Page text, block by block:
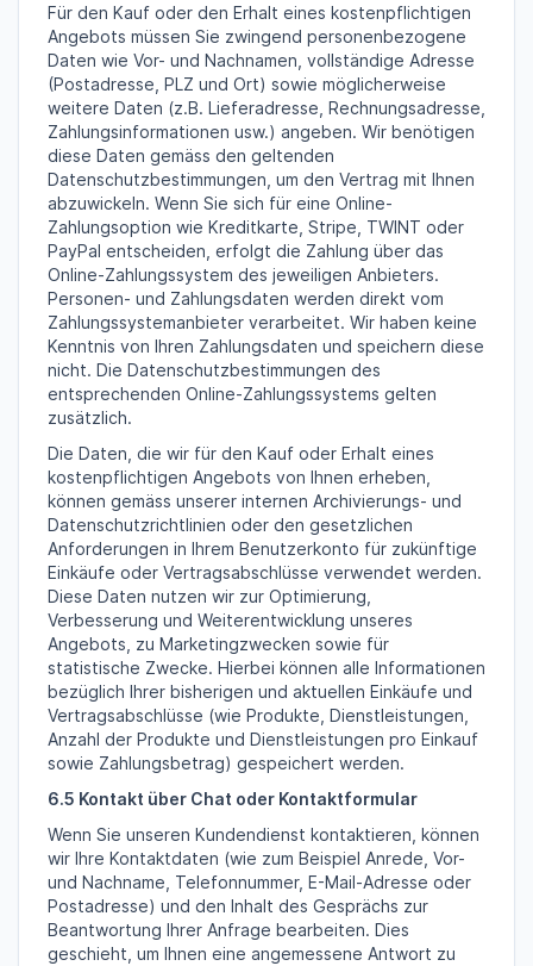
Für den Kauf oder den Erhalt eines kostenpflichtigen
Angebots müssen Sie zwingend personenbezogene
Daten wie Vor- und Nachnamen, vollständige Adresse
(Postadresse, PLZ und Ort) sowie möglicherweise
weitere Daten (z.B. Lieferadresse, Rechnungsadresse,
Zahlungsinformationen usw.) angeben. Wir benötigen
diese Daten gemäss den geltenden
Datenschutzbestimmungen, um den Vertrag mit Ihnen
abzuwickeln. Wenn Sie sich für eine Online-
Zahlungsoption wie Kreditkarte, Stripe, TWINT oder
PayPal entscheiden, erfolgt die Zahlung über das
Online-Zahlungssystem des jeweiligen Anbieters.
Personen- und Zahlungsdaten werden direkt vom
Zahlungssystemanbieter verarbeitet. Wir haben keine
Kenntnis von Ihren Zahlungsdaten und speichern diese
nicht. Die Datenschutzbestimmungen des
entsprechenden Online-Zahlungssystems gelten
zusätzlich.
Die Daten, die wir für den Kauf oder Erhalt eines
kostenpflichtigen Angebots von Ihnen erheben,
können gemäss unserer internen Archivierungs- und
Datenschutzrichtlinien oder den gesetzlichen
Anforderungen in Ihrem Benutzerkonto für zukünftige
Einkäufe oder Vertragsabschlüsse verwendet werden.
Diese Daten nutzen wir zur Optimierung,
Verbesserung und Weiterentwicklung unseres
Angebots, zu Marketingzwecken sowie für
statistische Zwecke. Hierbei können alle Informationen
bezüglich Ihrer bisherigen und aktuellen Einkäufe und
Vertragsabschlüsse (wie Produkte, Dienstleistungen,
Anzahl der Produkte und Dienstleistungen pro Einkauf
sowie Zahlungsbetrag) gespeichert werden.
6.5 Kontakt über Chat oder Kontaktformular
Wenn Sie unseren Kundendienst kontaktieren, können
wir Ihre Kontaktdaten (wie zum Beispiel Anrede, Vor-
und Nachname, Telefonnummer, E-Mail-Adresse oder
Postadresse) und den Inhalt des Gesprächs zur
Beantwortung Ihrer Anfrage bearbeiten. Dies
geschieht, um Ihnen eine angemessene Antwort zu